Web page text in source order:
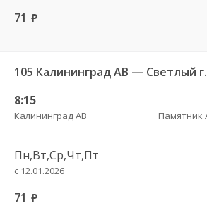
71 руб.
105 Калининград АВ — Светлый г.
8:15
Калининград АВ
Пн,Вт,Ср,Чт,Пт
с 12.01.2026
71 руб.